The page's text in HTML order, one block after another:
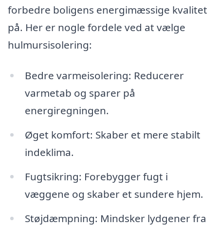
forbedre boligens energimæssige kvalitet
på. Her er nogle fordele ved at vælge
hulmursisolering:
Bedre varmeisolering: Reducerer
varmetab og sparer på
energiregningen.
Øget komfort: Skaber et mere stabilt
indeklima.
Fugtsikring: Forebygger fugt i
væggene og skaber et sundere hjem.
Støjdæmpning: Mindsker lydgener fra